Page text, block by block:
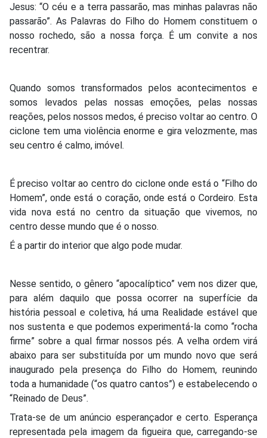
Jesus: “O céu e a terra passarão, mas minhas palavras não
passarão”. As Palavras do Filho do Homem constituem o
nosso rochedo, são a nossa força. É um convite a nos
recentrar.
Quando somos transformados pelos acontecimentos e
somos levados pelas nossas emoções, pelas nossas
reações, pelos nossos medos, é preciso voltar ao centro. O
ciclone tem uma violência enorme e gira velozmente, mas
seu centro é calmo, imóvel.
É preciso voltar ao centro do ciclone onde está o “Filho do
Homem”, onde está o coração, onde está o Cordeiro. Esta
vida nova está no centro da situação que vivemos, no
centro desse mundo que é o nosso.
É a partir do interior que algo pode mudar.
Nesse sentido, o gênero “apocalíptico” vem nos dizer que,
para além daquilo que possa ocorrer na superfície da
história pessoal e coletiva, há uma Realidade estável que
nos sustenta e que podemos experimentá-la como “rocha
firme” sobre a qual firmar nossos pés. A velha ordem virá
abaixo para ser substituída por um mundo novo que será
inaugurado pela presença do Filho do Homem, reunindo
toda a humanidade (“os quatro cantos”) e estabelecendo o
“Reinado de Deus”.
Trata-se de um anúncio esperançador e certo. Esperança
representada pela imagem da figueira que, carregando-se